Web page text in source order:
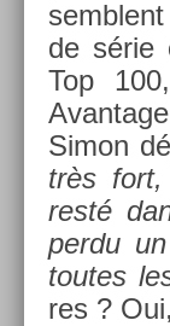
de série
Top
Simon
très
resté
perdu
toutes
res ?